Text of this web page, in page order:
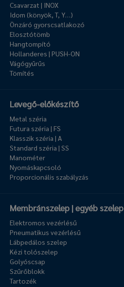
Csavarzat | INOX
Idom (könyök, T, Y…)
Önzáró gyorscsatlakozó
Elosztótömb
Hangtompító
Hollanderes | PUSH-ON
Vágógyűrűs
Tömítés
Levegő-előkészítő
Metal széria
Futura széria | FS
Klasszik széria | A
Standard széria | SS
Manométer
Nyomáskapcsoló
Proporcionális szabályzás
Membránszelep | egyéb szelep
Elektromos vezérlésű
Pneumatikus vezérlésű
Lábpedálos szelep
Kézi tolószelep
Golyóscsap
Szűrőblokk
Tartozék